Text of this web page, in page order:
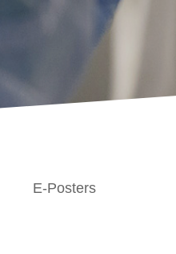
E-Posters